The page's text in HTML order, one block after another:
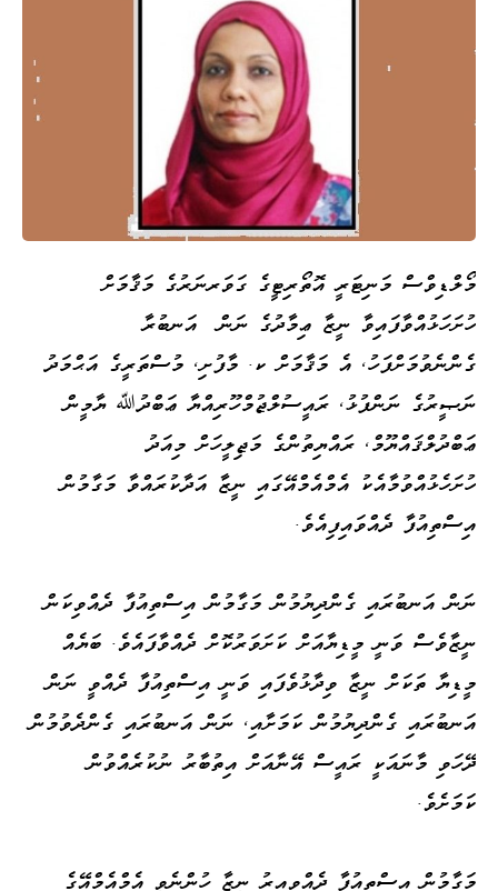
މޯލްޑިވްސް މަނިޓަރީ އޮތޯރިޓީގެ ގަވަރނަރުގެ މަޤާމަށް
ހުށަހަޅުއްވާފައިވާ ނީޒާ ޢިމާދުގެ ނަން އަނބުރާ
ގެންނެވުމަށްފަހު، އެ މަޤާމަށް ކ. މާފުށި، މުސްތަރީގެ އަޙްމަދު
ނަޞީރުގެ ނަންފުޅު، ރައީސުލްޖުމްހޫރިއްޔާ ޢަބްދުﷲ ޔާމީން
ޢަބްދުލްޤައްޔޫމް، ރައްޔިތުންގެ މަޖިލީހަށް މިއަދު
ހުށަހެޅުއްވުމާއެކު އެމްއެމްއޭގައި ނީޒާ އަދާކުރައްވާ މަގާމުން
އިސްތިއުފާ ދެއްވައިފިއެވެ.
ނަން އަނބުރައި ގެންދިޔުމުން މަގާމުން އިސްތިއުފާ ދެއްވިކަން
ނީޒާވެސް ވަނީ މީޑިޔާއަށް ކަށަވަރުކޮށް ދެއްވާފައެވެ. ބަޔެއް
މީޑިޔާ ތަކަށް ނީޒާ ވިދާޅުވެފައި ވަނީ އިސްތިއުފާ ދެއްވީ ނަން
އަނބުރައި ގެންދިޔުމުން ކަމަށާއި، ނަން އަނބުރައި ގެންދެވުމުން
ދޭހަވި މާނައަކީ ރައީސް އޭނާއަށް އިތުބާރު ނުކުރެއްވުން
ކަމަށެވެ.
މަގާމުން އިސްތިއުފާ ދެއްވިއިރު ނީޒާ ހުންނެވީ އެމްއެމްއޭގެ